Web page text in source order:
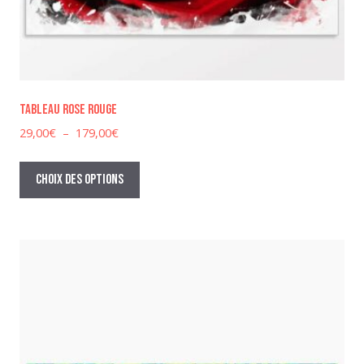
Tableau rose rouge
29,00€ – 179,00€Plage
prix :
29,00€
à
Choix des options
Ce
a
sur